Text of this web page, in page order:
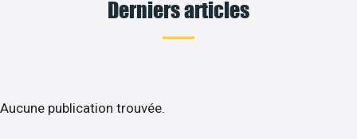
Derniers articles
Aucune publication trouvée.